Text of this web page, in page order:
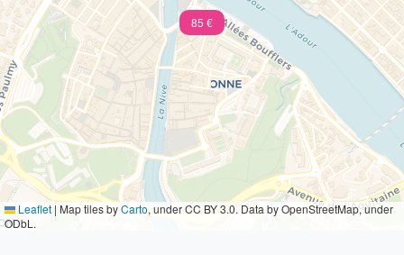
85 €
Leaflet | Map tiles byCarto, under CC BY 3.0. Data by OpenStreetMap, under
ODbL.